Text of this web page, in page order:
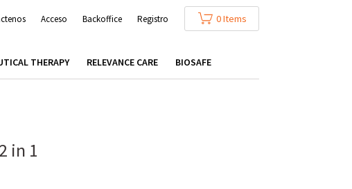
Acceso Backoffice Registro 0 Items
THERAPY RELEVANCE CARE BIOSAFE
in 1